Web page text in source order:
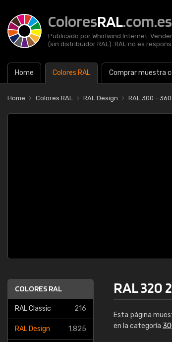
ColoresRAL.com.es
Publicado por Whirlwind Internet.
(sin distribuidor RAL). RAL no es
Home Colores RAL Comprar muestra
Home Colores RAL RAL Design RAL 300 - 360
COLORES RAL
RAL Classic 216
RAL Design 1.825
RAL 320
Esta página
en la categoría